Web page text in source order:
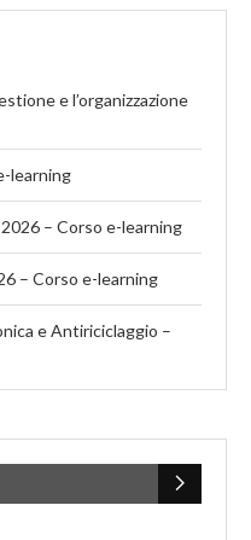
e l’organizzazione
learning
– Corso e-learning
– Corso e-learning
e Antiriciclaggio –